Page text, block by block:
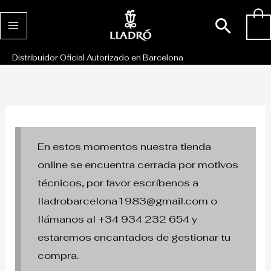
al
Distribuidor Oficial Autorizado en Barcelona
En estos momentos nuestra tienda
online se encuentra cerrada por motivos
técnicos, por favor escríbenos a
lladrobarcelona1983@gmail.com o
llámanos al +34 934 232 654 y
estaremos encantados de gestionar tu
compra.